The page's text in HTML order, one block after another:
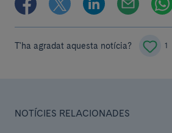
T'ha agradat aquesta notícia? 1
NOTÍCIES RELACIONADES